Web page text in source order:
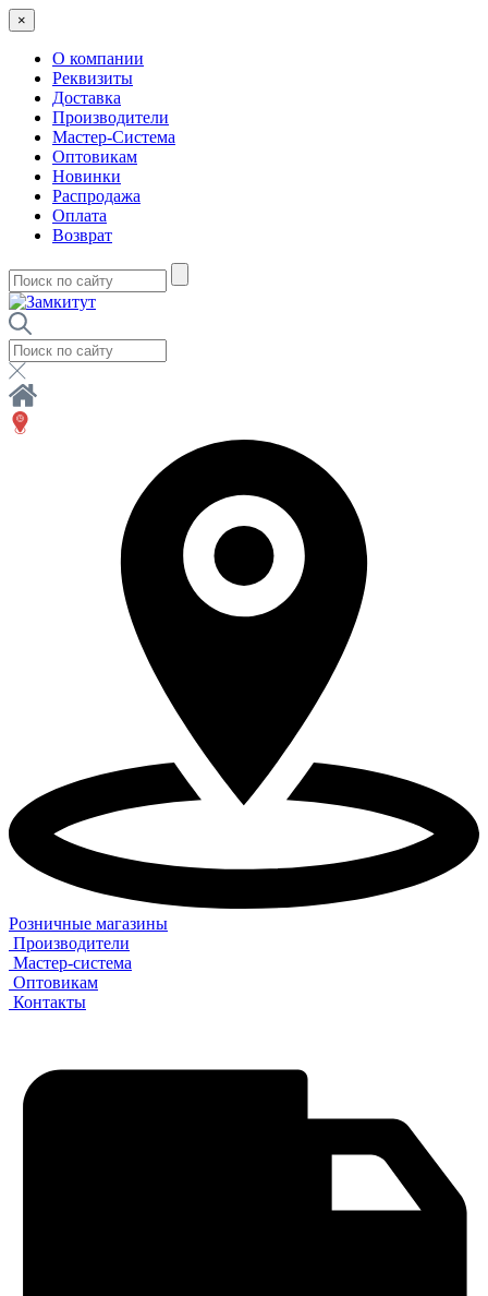
×
О компании
Реквизиты
Доставка
Производители
Мастер-Система
Оптовикам
Новинки
Распродажа
Оплата
Возврат
Розничные магазины
Производители
Мастер-система
Оптовикам
Контакты